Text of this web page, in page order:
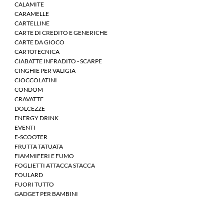
CALAMITE
CARAMELLE
CARTELLINE
CARTE DI CREDITO E GENERICHE
CARTE DA GIOCO
CARTOTECNICA
CIABATTE INFRADITO - SCARPE
CINGHIE PER VALIGIA
CIOCCOLATINI
CONDOM
CRAVATTE
DOLCEZZE
ENERGY DRINK
EVENTI
E-SCOOTER
FRUTTA TATUATA
FIAMMIFERI E FUMO
FOGLIETTI ATTACCA STACCA
FOULARD
FUORI TUTTO
GADGET PER BAMBINI